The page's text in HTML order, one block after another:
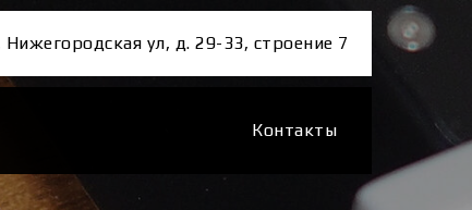
Нижегородская ул, д. 29-33, строение 7
Контакты